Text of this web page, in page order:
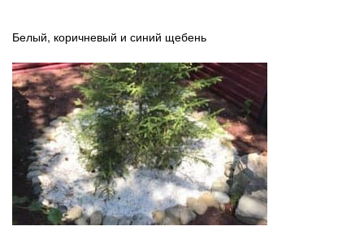
Белый, коричневый и синий щебень